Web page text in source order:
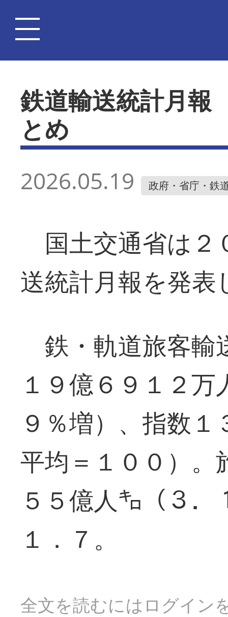
鉄道輸送統計月
とめ
2026.05.19 政府・省庁・鉄
国土交通省は２
送統計月報を発表
鉄・軌道旅客輸
１９億６９１２
９％増）、指数
平均＝１００）。
５５億人㌔（３
１．７。
全文を読むにはログイン